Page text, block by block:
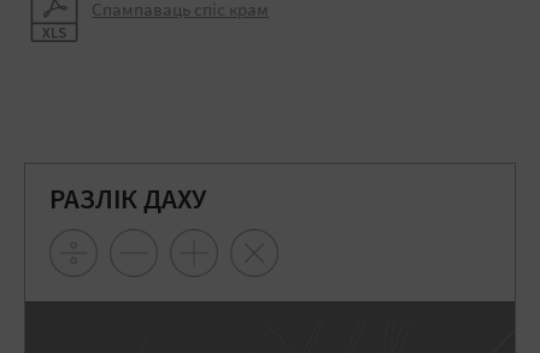
Спампаваць спіс крам
РАЗЛІК ДАХУ